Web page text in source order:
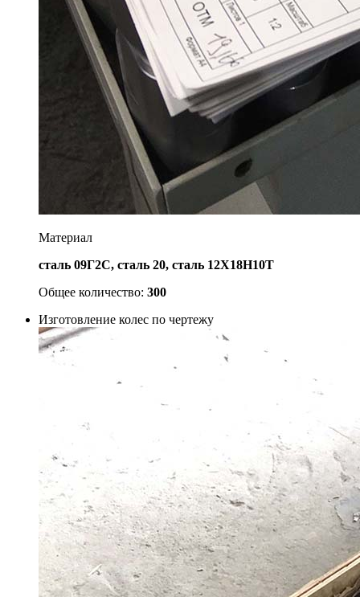
Материал
сталь 09Г2С, сталь 20, сталь 12Х18Н10Т
Общее количество: 300
Изготовление колес по чертежу